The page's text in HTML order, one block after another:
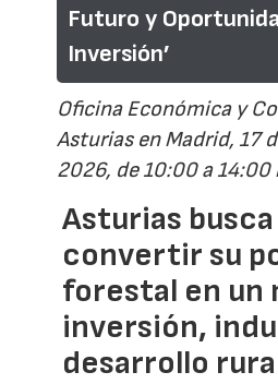
Futuro y
Inversión’
Oficina Económica y
Asturias en Madrid, 17
2026, de 10:00 a 14:00
Asturias busca
convertir su
forestal en un
inversión,
desarrollo